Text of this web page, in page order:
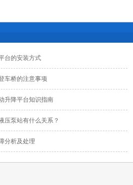
台的安装方式
车桥的注意事项
升降平台知识指南
压泵站有什么关系？
分析及处理